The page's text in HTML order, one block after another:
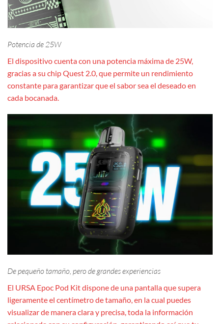
Potencia de 25W
El dispositivo cuenta con una potencia máxima de 25W,
gracias a su chip Quest 2.0, que permite un rendimiento
constante para garantizar que el sabor sea el deseado en
cada bocanada.
De pequeño tamaño, pero de grandes experiencias
El URSA Epoc Pod Kit dispone de una pantalla que supera
ligeramente el centímetro de tamaño, en la cual puedes
visualizar de manera clara y precisa, toda la información